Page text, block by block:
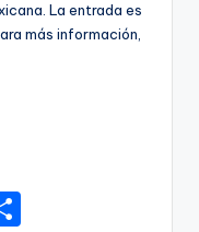
La entrada es
más información,